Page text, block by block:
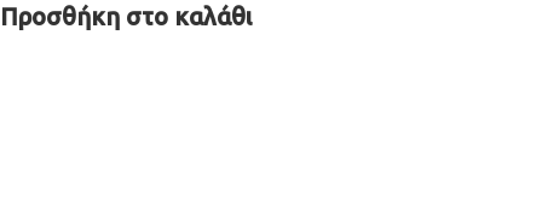
Προσθήκη στο καλάθι